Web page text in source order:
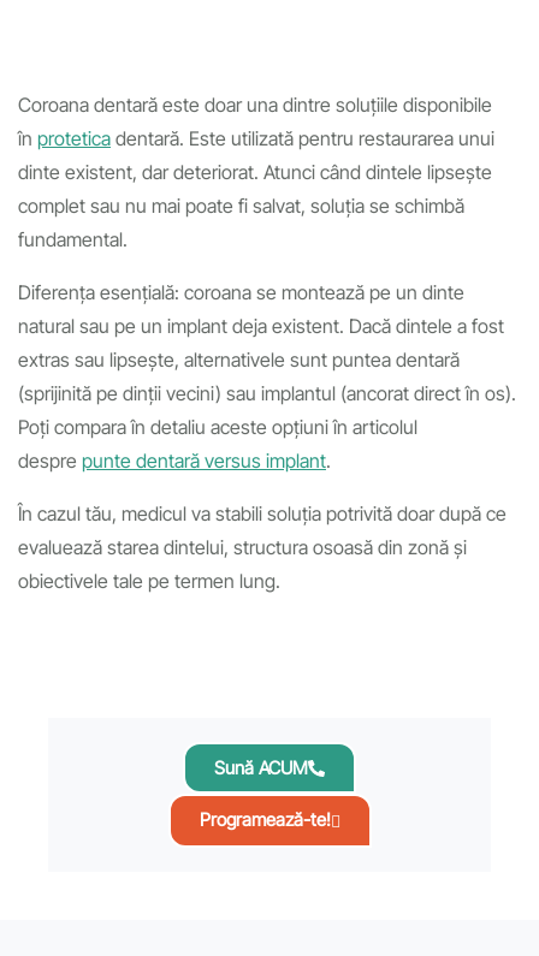
Coroana dentară este doar una dintre soluțiile disponibile
în proteticadentară. Este utilizată pentru restaurarea unui
dinte existent, dar deteriorat. Atunci când dintele lipsește
complet sau nu mai poate fi salvat, soluția se schimbă
fundamental.
Diferența esențială: coroana se montează pe un dinte
natural sau pe un implant deja existent. Dacă dintele a fost
extras sau lipsește, alternativele sunt puntea dentară
(sprijinită pe dinții vecini) sau implantul (ancorat direct în os).
Poți compara în detaliu aceste opțiuni în articolul
despre punte dentarăversus implant.
În cazul tău, medicul va stabili soluția potrivită doar după ce
evaluează starea dintelui, structura osoasă din zonă și
obiectivele tale pe termen lung.
Sună ACUM
Programează-te!